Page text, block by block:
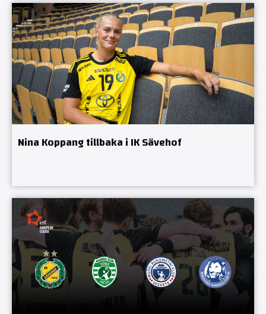
Nina Koppang tillbaka i IK Sävehof